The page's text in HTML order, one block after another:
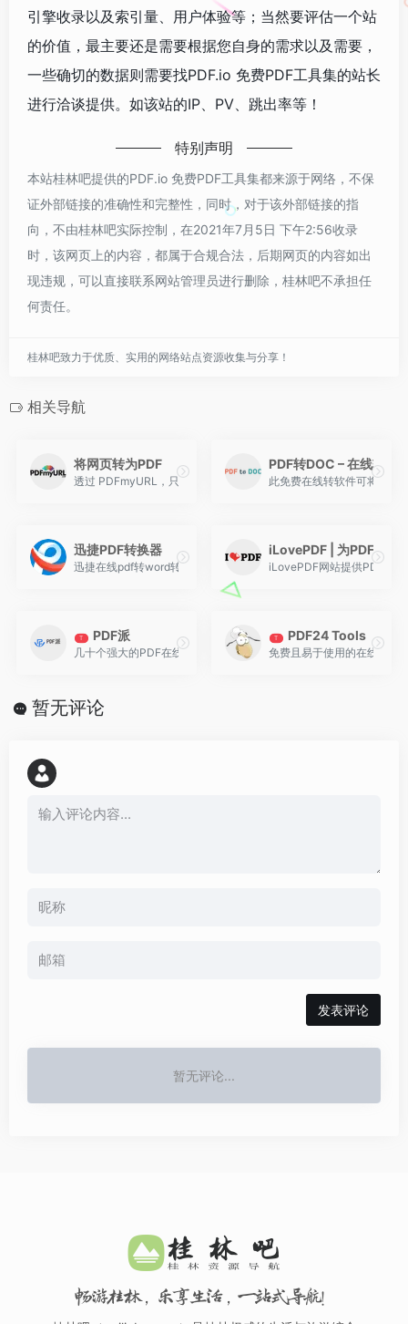
引擎收录以及索引量、用户体验等；当然要评估一个站
的价值，最主要还是需要根据您自身的需求以及需要，
一些确切的数据则需要找PDF.io 免费PDF工具集的站长
进行洽谈提供。如该站的IP、PV、跳出率等！
特别声明
本站桂林吧提供的PDF.io 免费PDF工具集都来源于网络，不保
证外部链接的准确性和完整性，同时，对于该外部链接的指
向，不由桂林吧实际控制，在2021年7月5日 下午2:56收录
时，该网页上的内容，都属于合规合法，后期网页的内容如出
现违规，可以直接联系网站管理员进行删除，桂林吧不承担任
何责任。
桂林吧致力于优质、实用的网络站点资源收集与分享！
相关导航
将网页转为PDF
透过 PDFmyURL，只需输入网址，它就能快速的将网页无失真的转
PDF转DOC – 在线转换
此免费在线转软件可将PDF
迅捷PDF转换器
迅捷在线pdf转word转换器免费版为您提供将PDF转换成
iLovePDF | 为PDF爱好
iLovePDF网站提供PDF文
T PDF派
几十个强大的PDF在线工具，无限次使用，永久免费，没有注册入口
T PDF24 Tools
免费且易于使用的在线PDF
暂无评论
发表评论
暂无评论...
畅游桂林，乐享生活，一站式导航！